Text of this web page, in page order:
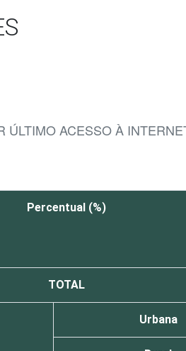
ÚLTIMO ACESSO À
Percentual (%)
TOTAL
Urbana